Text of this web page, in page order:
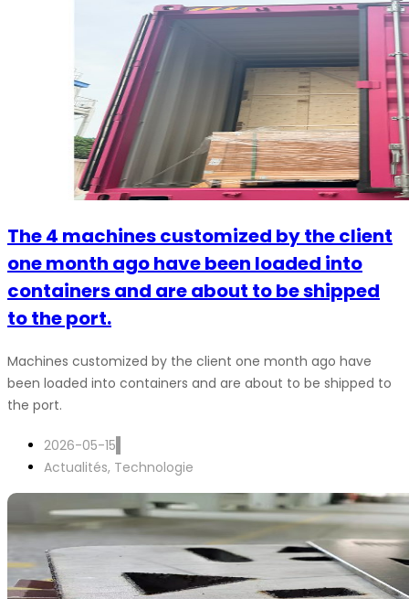
The 4 machines customized by the client
one month ago have been loaded into
containers and are about to be shipped
to the port.
Machines customized by the client one month ago have
been loaded into containers and are about to be shipped to
the port.
2026-05-15
Actualités, Technologie